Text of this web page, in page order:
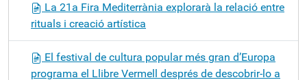
La 21a Fira Mediterrània explorarà la relació entre
rituals i creació artística
El festival de cultura popular més gran d’Europa
programa el Llibre Vermell després de descobrir-lo a